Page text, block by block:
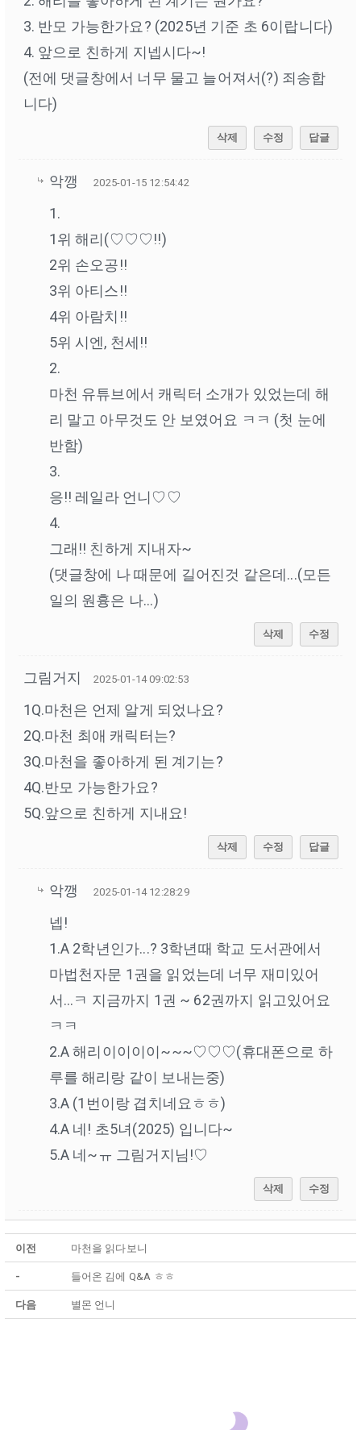
3. 반모 가능한가요? (2025년 기준 초 6이랍니다)
4. 앞으로 친하게 지넵시다~!
(전에 댓글창에서 너무 물고 늘어져서(?) 죄송합
니다)
삭제 수정 답글
악깽 2025-01-15 12:54:42
1.
1위 해리(♡♡♡!!)
2위 손오공!!
3위 아티스!!
4위 아람치!!
5위 시엔, 천세!!
2.
마천 유튜브에서 캐릭터 소개가 있었는데 해
리 말고 아무것도 안 보였어요 ㅋㅋ (첫 눈에
반함)
3.
응!! 레일라 언니♡♡
4.
그래!! 친하게 지내자~
(댓글창에 나 때문에 길어진것 같은데...(모든
일의 원흉은 나...)
삭제 수정
그림거지 2025-01-14 09:02:53
1Q.마천은 언제 알게 되었나요?
2Q.마천 최애 캐릭터는?
3Q.마천을 좋아하게 된 계기는?
4Q.반모 가능한가요?
5Q.앞으로 친하게 지내요!
삭제 수정 답글
악깽 2025-01-14 12:28:29
넵!
1.A 2학년인가...? 3학년때 학교 도서관에서
마법천자문 1권을 읽었는데 너무 재미있어
서...ㅋ 지금까지 1권 ~ 62권까지 읽고있어요
ㅋㅋ
2.A 해리이이이이~~~♡♡♡(휴대폰으로 하
루를 해리랑 같이 보내는중)
3.A (1번이랑 겹치네요ㅎㅎ)
4.A 네! 초5녀(2025) 입니다~
5.A 네~ㅠ 그림거지님!♡
삭제 수정
이전 마천을 읽다보니
- 들어온 김에 Q&A ㅎㅎ
다음 별몬 언니